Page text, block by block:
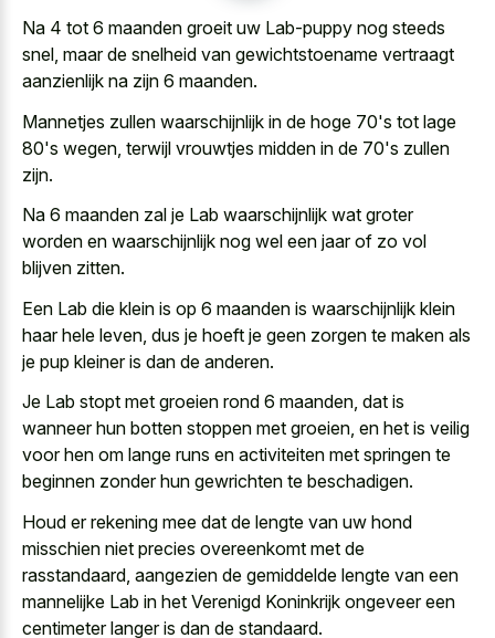
Na 4 tot 6 maanden groeit uw Lab-puppy nog steeds
snel, maar de snelheid van gewichtstoename vertraagt
aanzienlijk na zijn 6 maanden.
Mannetjes zullen waarschijnlijk in de hoge 70's tot lage
80's wegen, terwijl vrouwtjes midden in de 70's zullen
zijn.
Na 6 maanden zal je Lab waarschijnlijk wat groter
worden en waarschijnlijk nog wel een jaar of zo vol
blijven zitten.
Een Lab die klein is op 6 maanden is waarschijnlijk klein
haar hele leven, dus je hoeft je geen zorgen te maken als
je pup kleiner is dan de anderen.
Je Lab stopt met groeien rond 6 maanden, dat is
wanneer hun botten stoppen met groeien, en het is veilig
voor hen om lange runs en activiteiten met springen te
beginnen zonder hun gewrichten te beschadigen.
Houd er rekening mee dat de lengte van uw hond
misschien niet precies overeenkomt met de
rasstandaard, aangezien de gemiddelde lengte van een
mannelijke Lab in het Verenigd Koninkrijk ongeveer een
centimeter langer is dan de standaard.